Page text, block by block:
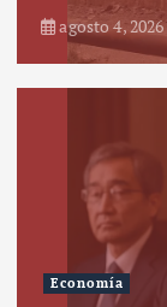
agosto 4, 2026
Economía